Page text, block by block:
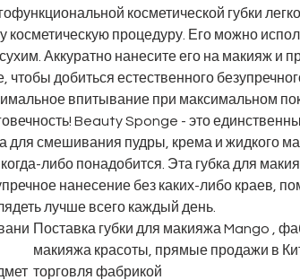
косметической губки
косметическую процедуру. Его можно
Аккуратно нанесите его на макияж и
чтобы добиться естественного
впитывание при максимальном
Beauty Sponge - это
для смешивания пудры, крема и жидкого
либо понадобится. Эта губка для
нанесение без каких-либо краев,
лучше всего каждый день.
Поставка губки для макияжа Mango
,
макияжа красоты, прямые продажи в
торговля фабрикой